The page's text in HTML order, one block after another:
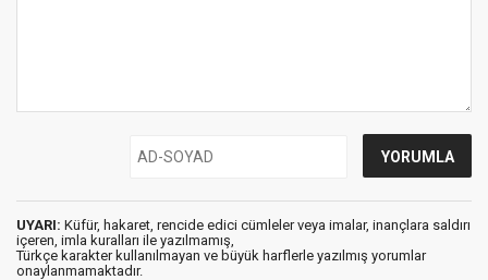
UYARI: Küfür, hakaret, rencide edici cümleler veya imalar, inançlara saldırı
içeren, imla kuralları ile yazılmamış,
Türkçe karakter kullanılmayan ve büyük harflerle yazılmış yorumlar
onaylanmamaktadır.